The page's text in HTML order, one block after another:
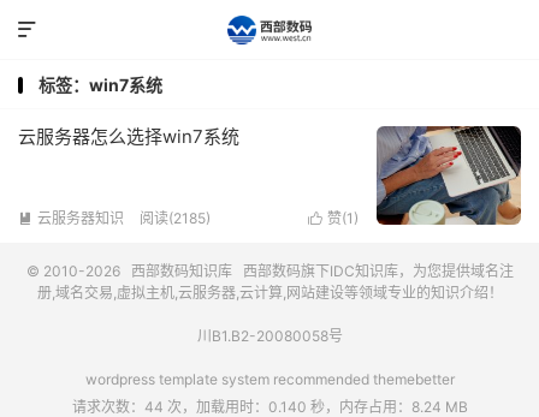

标签：win7系统
云服务器怎么选择win7系统
 云服务器知识 阅读(2185)  赞(1 )
© 2010-2026 西部数码知识库 西部数码旗下IDC知识库，为您提供域名注
册,域名交易,虚拟主机,云服务器,云计算,网站建设等领域专业的知识介绍！
川B1.B2-20080058号
wordpress template system recommended themebetter
请求次数：44 次，加载用时：0.140 秒，内存占用：8.24 MB